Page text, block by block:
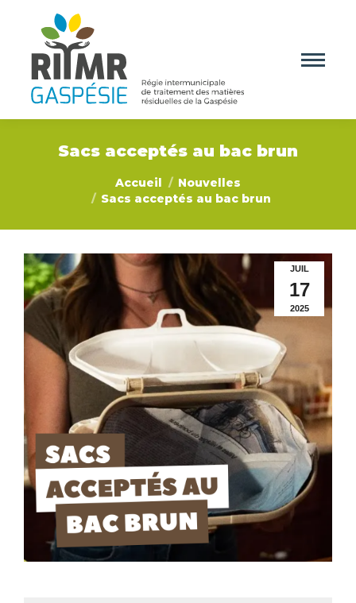
Sacs acceptés au bac brun
Accueil
Nouvelles
Sacs acceptés au bac brun
JUIL
17
2025